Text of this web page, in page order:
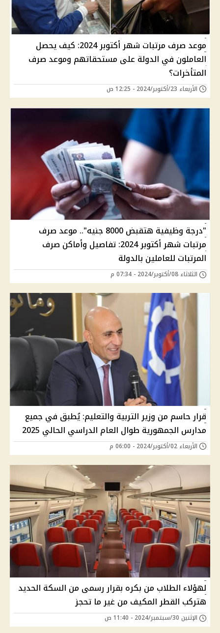
موعد صرف مرتبات شهر أكتوبر 2024: كيف يحصل
العاملون في الدولة على مستحقاتهم وموعد صرف
المتأخرات؟
الأربعاء 23/أكتوبر/2024 - 12:25 ص
"درجة وظيفية هتقبض 8000 جنيه".. موعد صرف
مرتبات شهر أكتوبر 2024: تفاصيل وأماكن صرف
المرتبات للعاملين بالدولة
الثلاثاء 08/أكتوبر/2024 - 07:34 م
قرار حاسم من وزير التربية والتعليم: يُطبق في جميع
مدارس الجمهورية طوال العام الدراسي الحالي 2025
الأربعاء 02/أكتوبر/2024 - 06:00 م
لهؤلاء الطلاب من بكره بقرار رسمى من السكة الحديد
هتركب القطر المكيف من غير ما تحجز
الإثنين 30/سبتمبر/2024 - 11:40 ص